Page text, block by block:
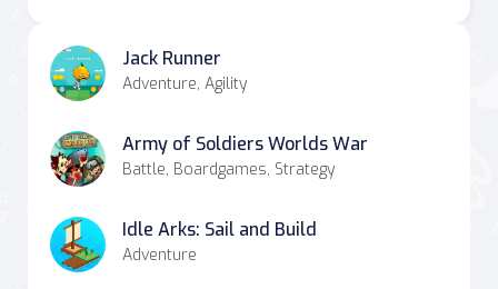
Jack Runner
Adventure, Agility
Army of Soldiers Worlds War
Battle, Boardgames, Strategy
Idle Arks: Sail and Build
Adventure